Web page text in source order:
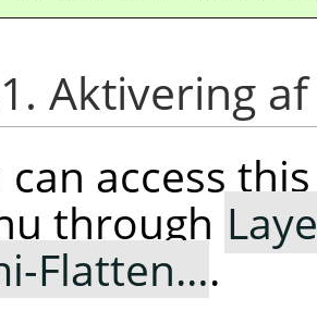
Aktivering
can access
through
Flatten….